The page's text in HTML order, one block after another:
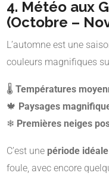
4. Météo aux
(Octobre –
L’automne est une
couleurs magnifiques
🌡 Températures
🍁 Paysages
❄ Premières neiges
C’est une période
foule, avec encore